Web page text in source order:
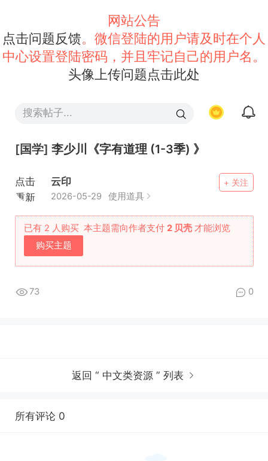
网站公告
点击问题反馈。微信登陆的用户请及时在个人
中心设置登陆密码，并且牢记自己的用户名。
头像上传问题点击此处
[国学] 李少川《字有道理 (1-3季) 》
+ 关注
点击
重新
加载
云印
2026-05-29 使用道具
已有 2 人购买本主题需向作者支付 2 贝壳 才能浏览
购买主题
73 0
返回 “ 中文类资源 ” 列表
所有评论 0